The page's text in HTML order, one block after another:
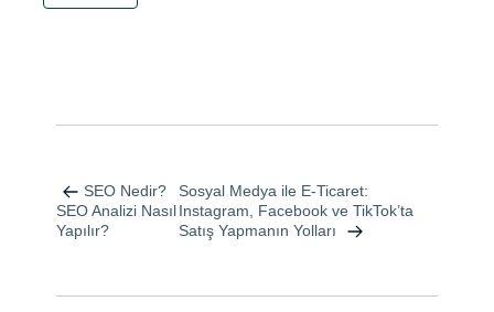
SEO Nedir?
SEO Analizi Nasıl
Yapılır?
Sosyal Medya ile E-Ticaret:
Instagram, Facebook ve TikTok’ta
Satış Yapmanın Yolları